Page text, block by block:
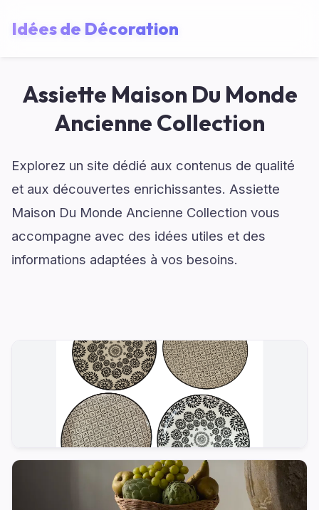
Idées de Décoration
Assiette Maison Du Monde
Ancienne Collection
Explorez un site dédié aux contenus de qualité
et aux découvertes enrichissantes. Assiette
Maison Du Monde Ancienne Collection vous
accompagne avec des idées utiles et des
informations adaptées à vos besoins.